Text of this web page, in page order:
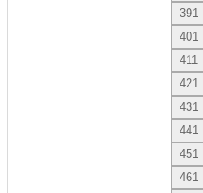
391
401
411
421
431
441
451
461